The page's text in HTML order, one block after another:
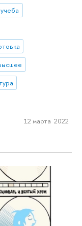
12 марта 2022